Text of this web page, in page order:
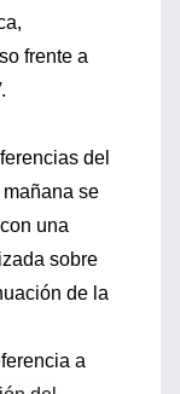
frente a
del
se
una
sobre
de la
a